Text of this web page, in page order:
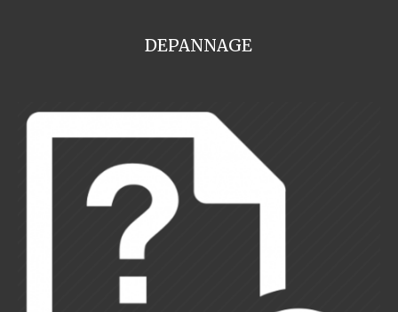
DEPANNAGE